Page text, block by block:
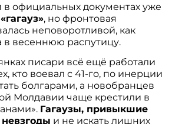
официальных документах уже
«гагауз», но фронтовая
неповоротливой, как
в весеннюю распутицу.
писари всё ещё работали
кто воевал с 41-го, по инерции
болгарами, а новобранцев
Молдавии чаще крестили в
Гагаузы, привыкшие
и не искать лишних